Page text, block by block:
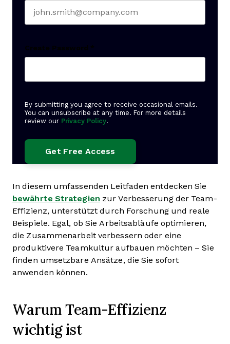
Create Password *
By submitting you agree to receive occasional emails.
You can unsubscribe at any time. For more details
review our Privacy Policy.
In diesem umfassenden Leitfaden entdecken Sie
bewährte Strategien zur Verbesserung der Team-
Effizienz, unterstützt durch Forschung und reale
Beispiele. Egal, ob Sie Arbeitsabläufe optimieren,
die Zusammenarbeit verbessern oder eine
produktivere Teamkultur aufbauen möchten – Sie
finden umsetzbare Ansätze, die Sie sofort
anwenden können.
Warum Team-Effizienz
wichtig ist